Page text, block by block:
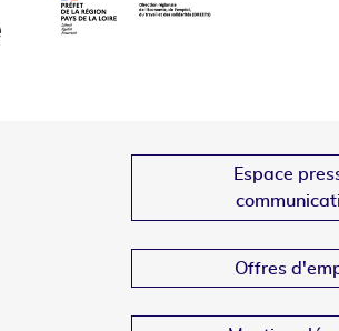
Espace
Offres